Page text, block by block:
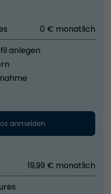
0 € monatlich
anlegen
anmelden
19,99 € monatlich